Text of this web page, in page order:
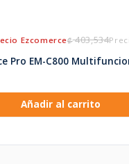
₡403,534
Pro EM-C800
Añadir al carrito